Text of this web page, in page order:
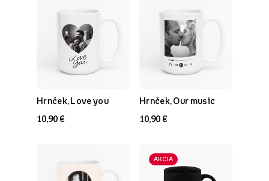
Hrnček, Love you
10,90 €
Hrnček, Our music
10,90 €
AKCIA